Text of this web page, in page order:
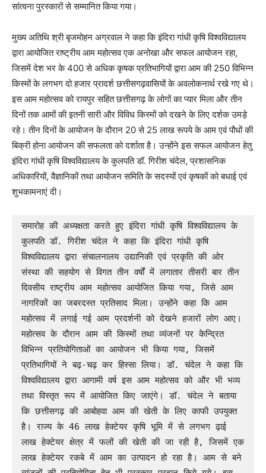
सांत्वना पुरस्कारों से सम्मानित किया गया।
मुख्य अतिथि श्री बृजमोहन अग्रवाल ने कहा कि इंदिरा गांधी कृषि विश्वविद्यालय
द्वारा आयोजित राष्ट्रीय आम महोत्सव एक अनोखा और सफल आयोजन रहा,
जिसमें देश भर के 400 से अधिक कृषक प्रतिभागियों द्वारा आम की 250 विभिन्न
किस्मों के लगभग दो हजार प्रादर्श छत्तीसगढ़वासियों के अवलोकनार्थ रखे गए थे।
इस आम महोत्सव को रायपुर सहित छत्तीसगढ़ के लोगों का प्यार मिला और तीन
दिनों तक आमों की इतनी सारी और विविध किस्मों को दखने के लिए दर्शक उमड़े
रहे। तीन दिनों के आयोजन के दौरान 20 से 25 लाख रूपये के आम एवं पौधों की
बिक्री होना आयोजन की सफलता को दर्शाता है। उन्होंने इस सफल आयोजन हेतु
इंदिरा गांधी कृषि विश्वविद्यालय के कुलपति डॉ. गिरीश चंदेल, प्रशासनिक
अधिकारियों, वैज्ञानिकों तथा आयोजन समिति के सदस्यों एवं कृषकों को बधाई एवं
शुभकामनाएं दी।
समारोह की अध्यक्षता करते हुए इंदिरा गांधी कृषि विश्वविद्यालय के
कुलपति डॉ. गिरीश चंदेल ने कहा कि इंदिरा गांधी कृषि
विश्वविद्यालय द्वारा संचालनालय उद्यानिकी एवं प्रकृति की ओर
संस्था की सहयोग से विगत तीन वर्षों में लगातार तीसरी बार तीन
दिवसीय राष्ट्रीय आम महोत्सव आयोजित किया गया, जिसे आम
नागरिकों का जबरदस्त प्रतिसाद मिला। उन्होंने कहा कि आम
महोत्सव में लगाई गई आम प्रदर्शनी को देखने हजारों लोग आए।
महोत्सव के दौरान आम की किस्मों तथा व्यंजनों पर केन्द्रित
विभिन्न प्रतियोगिताओं का आयोजन भी किया गया, जिसमें
प्रतिभागियों ने बढ़-चढ़ कर हिस्सा लिया। डॉ. चंदेल ने कहा कि
विश्वविद्यालय द्वारा आगामी वर्ष इस आम महोत्सव को और भी भव्य
तथा विस्तृत रूप में आयोजित किए जाएंगे। डॉ. चंदेल ने बताया
कि छत्तीसगढ़ की आबोहवा आम की खेती के लिए काफी उपयुक्त
है। राज्य के 46 लाख हेक्टेयर कृषि भूमि में से लगभग ढ़ाई
लाख हेक्टेयर क्षेत्र में फलों की खेती की जा रही है, जिसमें एक
लाख हेक्टेयर रकबे में आम का उत्पादन हो रहा है। आम से बने